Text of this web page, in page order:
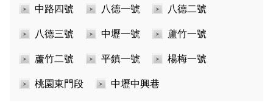
中路四號 八德一號 八德二號
八德三號 中壢一號 蘆竹一號
蘆竹二號 平鎮一號 楊梅一號
桃園東門段 中壢中興巷